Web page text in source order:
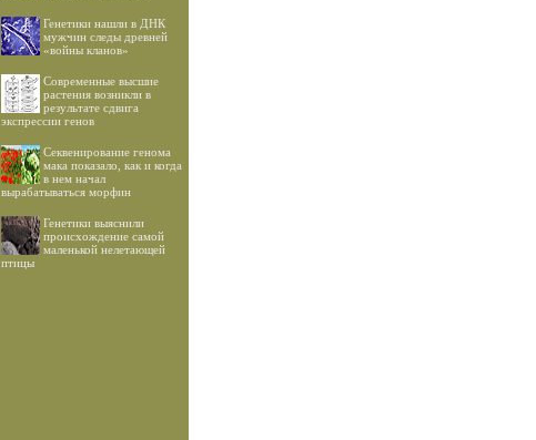
Генетики нашли в ДНК
мужчин следы древней
«войны кланов»
Современные высшие
растения возникли в
результате сдвига
экспрессии генов
Секвенирование генома
мака показало, как и когда
в нем начал
вырабатываться морфин
Генетики выяснили
происхождение самой
маленькой нелетающей
птицы